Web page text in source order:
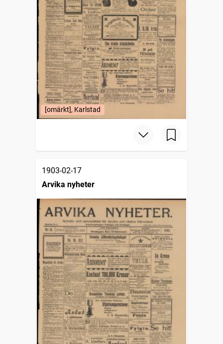
[omärkt], Karlstad
1903-02-17
Arvika nyheter